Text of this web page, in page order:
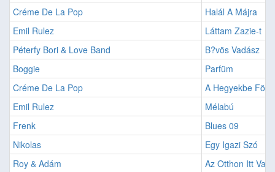
Créme De La Pop
Halál A Májra
Emil Rulez
Láttam Zazie-t
Péterfy Bori & Love Band
B?vös Vadász
Boggie
Parfüm
Créme De La Pop
A Hegyekbe Fönn
Emil Rulez
Mélabú
Frenk
Blues 09
Nikolas
Egy Igazi Szó
Roy & Adám
Az Otthon Itt Van